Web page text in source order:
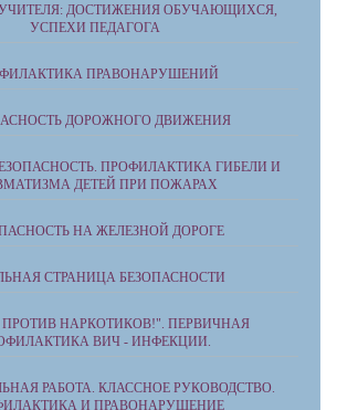
ДОСТИЖЕНИЯ ОБУЧАЮЩИХСЯ,
УСПЕХИ ПЕДАГОГА
ПРАВОНАРУШЕНИЙ
ДОРОЖНОГО ДВИЖЕНИЯ
ПРОФИЛАКТИКА ГИБЕЛИ И
ДЕТЕЙ ПРИ ПОЖАРАХ
НА ЖЕЛЕЗНОЙ ДОРОГЕ
СТРАНИЦА БЕЗОПАСНОСТИ
ПРОТИВ НАРКОТИКОВ!". ПЕРВИЧНАЯ
ВИЧ - ИНФЕКЦИИ.
РАБОТА. КЛАССНОЕ РУКОВОДСТВО.
И ПРАВОНАРУШЕНИЕ